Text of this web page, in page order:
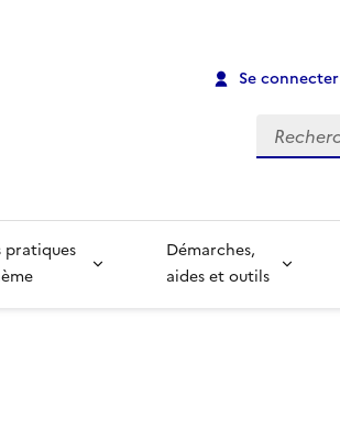
Se connecter
Recherche
pratiques
Démarches,
aides et outils